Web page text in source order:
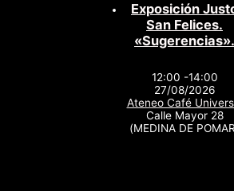
Exposición
San Felices.
«Sugerencias».
12:00 -14:00
27/08/2026
Ateneo Café
Calle Mayor 28
(MEDINA DE